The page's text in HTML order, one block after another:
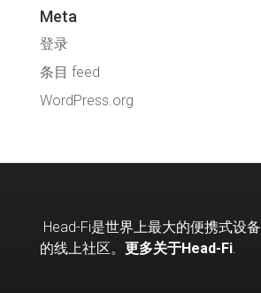
Meta
登录
条目 feed
WordPress.org
Head-Fi是世界上最大的便携式设备
的线上社区。 更多关于Head-Fi.